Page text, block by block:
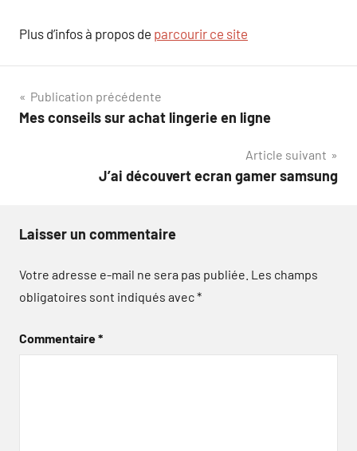
Plus d’infos à propos de parcourir ce site
Navigation
de
Publication précédente
Mes conseils sur achat lingerie en ligne
Article suivant
J’ai découvert ecran gamer samsung
Laisser un commentaire
Votre adresse e-mail ne sera pas publiée. Les champs
obligatoires sont indiqués avec*
Commentaire*